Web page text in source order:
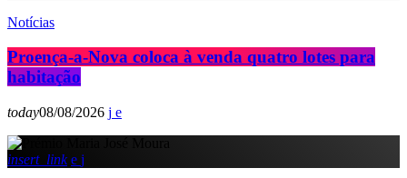
Notícias
Proença-a-Nova coloca à venda quatro lotes para
habitação
today08/08/2026
insert_link